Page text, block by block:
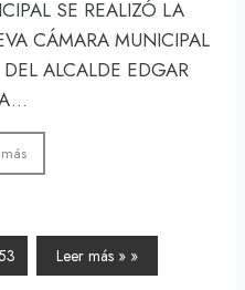
SE REALIZÓ LA
CÁMARA MUNICIPAL
ALCALDE EDGAR
Leer más » »